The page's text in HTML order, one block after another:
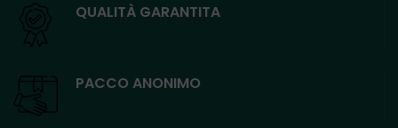
QUALITÀ GARANTITA
PACCO ANONIMO